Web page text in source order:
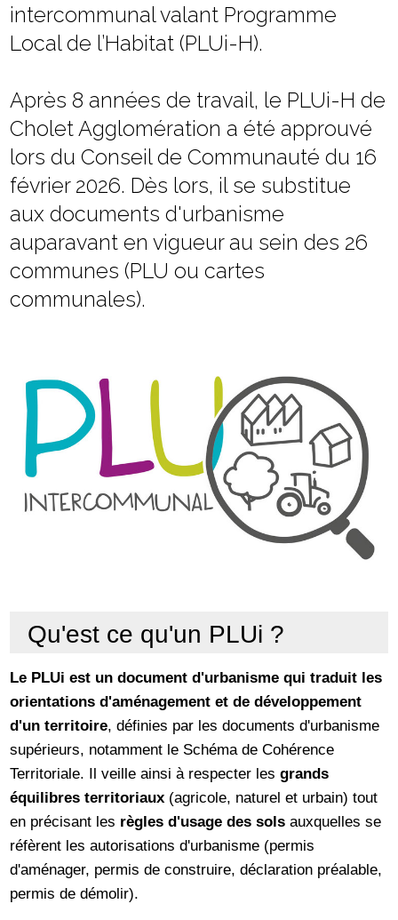
intercommunal valant Programme
Local de l’Habitat (PLUi-H).
Après 8 années de travail, le PLUi-H de
Cholet Agglomération a été approuvé
lors du Conseil de Communauté du 16
février 2026. Dès lors, il se substitue
aux documents d'urbanisme
auparavant en vigueur au sein des 26
communes (PLU ou cartes
communales).
Qu'est ce qu'un PLUi ?
Le PLUi est un document d'urbanisme qui traduit les
orientations d'aménagement et de développement
d'un territoire, définies par les documents d'urbanisme
supérieurs, notamment le Schéma de Cohérence
Territoriale. Il veille ainsi à respecter lesgrands
équilibres territoriaux (agricole, naturel et urbain) tout
en précisant les règles d'usage des sols auxquelles se
réfèrent les autorisations d'urbanisme (permis
d'aménager, permis de construire, déclaration préalable,
permis de démolir).